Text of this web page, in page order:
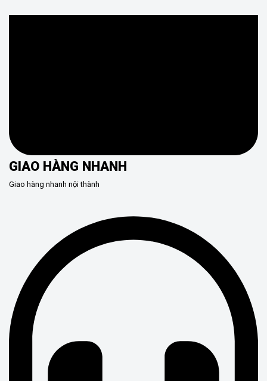
GIAO HÀNG NHANH
Giao hàng nhanh nội thành